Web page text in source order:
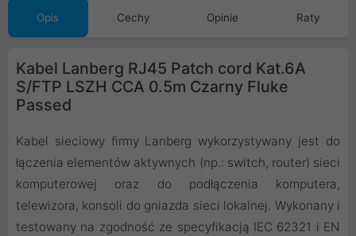
Opis Cechy Opinie Raty
Kabel Lanberg RJ45 Patch cord Kat.6A
S/FTP LSZH CCA 0.5m Czarny Fluke
Passed
Kabel sieciowy firmy Lanberg wykorzystywany jest do
łączenia elementów aktywnych (np.: switch, router) sieci
komputerowej oraz do podłączenia komputera,
telewizora, konsoli do gniazda sieci lokalnej. Wykonany i
testowany na zgodność ze specyfikacją IEC 62321 i EN